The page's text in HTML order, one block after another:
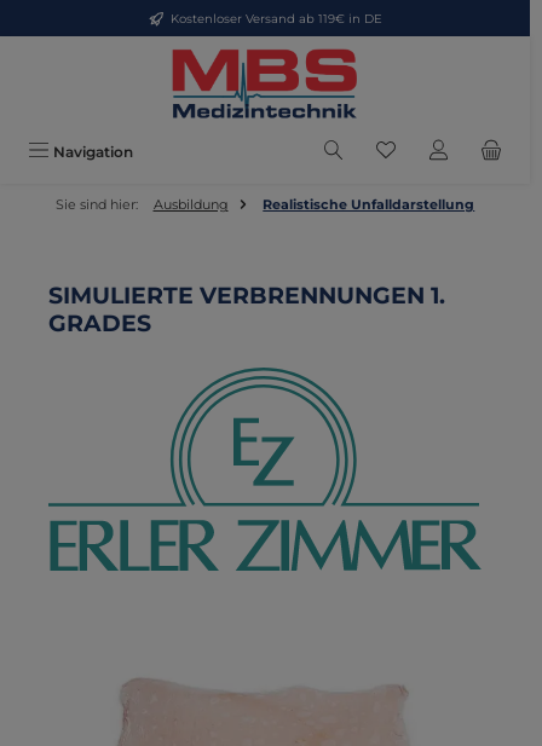
Zum Hauptinhalt springenKostenloser Versand ab 119€ in DE
Navigation Du hast 0
Sie sind hier: Ausbildung Realistische Unfalldarstellung
SIMULIERTE VERBRENNUNGEN 1.
GRADES